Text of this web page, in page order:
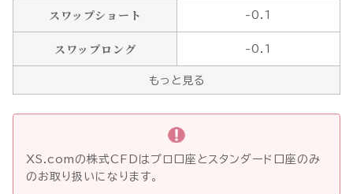
スワップショート -0.1
スワップロング -0.1
もっと見る
XS.comの株式CFDはプロ口座とスタンダード口座のみ
のお取り扱いになります。